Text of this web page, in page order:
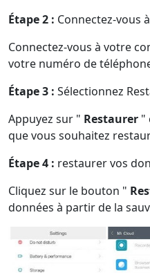
Étape 2 : Connectez-vous
Connectez-vous à votre
votre numéro de
Étape 3 : Sélectionnez
Appuyez sur " Restaurer "
que vous souhaitez
Étape 4 : restaurer vos
Cliquez sur le bouton "
données à partir de la